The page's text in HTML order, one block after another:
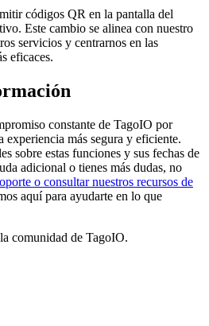
códigos QR en la pantalla del
Este cambio se alinea con nuestro
servicios y centrarnos en las
eficaces.
constante de TagoIO por
experiencia más segura y eficiente.
sobre estas funciones y sus fechas de
adicional o tienes más dudas, no
o consultar nuestros recursos de
aquí para ayudarte en lo que
comunidad de TagoIO.